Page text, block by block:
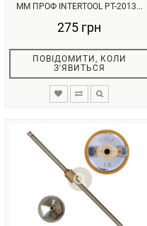
ММ ПРОФ INTERTOOL PT-2013...
275 грн
ПОВІДОМИТИ, КОЛИ
З'ЯВИТЬСЯ